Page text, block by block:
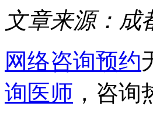
文章来源： 成
网络咨询预约
询医师 ，咨询